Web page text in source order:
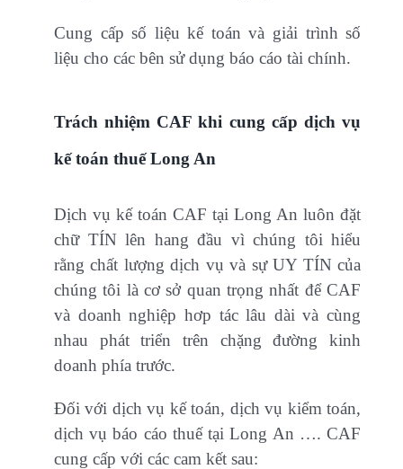
Cung cấp số liệu kế toán và giải trình số
liệu cho các bên sử dụng báo cáo tài chính.
Trách nhiệm CAF khi cung cấp dịch vụ
kế toán thuế Long An
Dịch vụ kế toán CAF tại Long An luôn đặt
chữ TÍN lên hang đầu vì chúng tôi hiểu
rằng chất lượng dịch vụ và sự UY TÍN của
chúng tôi là cơ sở quan trọng nhất để CAF
và doanh nghiệp hơp tác lâu dài và cùng
nhau phát triển trên chặng đường kinh
doanh phía trước.
Đối với dịch vụ kế toán, dịch vụ kiểm toán,
dịch vụ báo cáo thuế tại Long An …. CAF
cung cấp với các cam kết sau: